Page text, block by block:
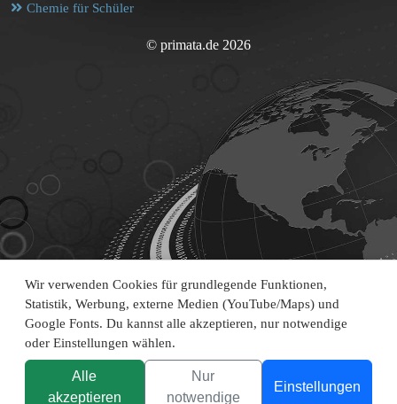
Wir verwenden Cookies für grundlegende Funktionen,
Statistik, Werbung, externe Medien (YouTube/Maps) und
Google Fonts. Du kannst alle akzeptieren, nur notwendige
oder Einstellungen wählen.
Alle
akzeptieren
Nur
notwendige
Einstellungen
Chemie für Schüler
© primata.de 2026